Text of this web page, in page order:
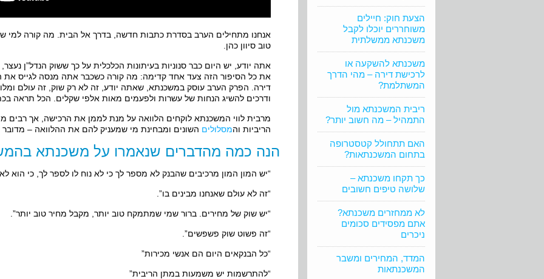
הצעת חוק: חיילים
משוחררים יוכלו לקבל
משכנתא ממשלתית
משכנתא להשקעה או
לרכישת דירה – מהי הדרך
המשתלמת?
ריבית המשכנתא מול
התמהיל – מה חשוב יותר?
האם תתחולל קטסטרופה
בתחום המשכנתאות?
כך תקחו משכנתא –
שלושה טיפים חשובים
לא ממחזרים משכנתא?
אתם מפסידים סכומים
ניכרים
המדד, המחירים ומשבר
המשכנתאות
אנחנו מתחילים הערב בסדרת כתבות חדשה, בדרך אל הבית. מה קורה למי
טוב סיוון כהן.
אתה יודע, יש היום כבר סנוניות בעיתונות הכלכלית על כך ששוק הנדל”ן
את כל הסיפור הזה צעד אחד קדימה: מה קורה כשכבר אתה מנסה לגייס את
דירה. הפרק הערב עוסק במשכנתא, שאתה יודע, זה לא רק שוק, זה עולם
ודרכים להשיג הנחות של עשרות ולפעמים מאות אלפי שקלים. הכל תראה
מרבית לווי המשכנתא לוקחים הלוואה על מנת לממן את הרכישה, אך רבים
הריביות והמסלולים השונים ומבחינת מי שמעניק להם את ההלוואה – מדובר
הנה כמה מהדברים שנאמרו על משכנתא
“יש המון המון מרכיבים שהבנק לא מספר לך כי לא נוח לו לספר לך, כי הוא
“זה לא עולם שאנחנו מבינים בו”.
“יש שוק של מחירים. ברור שמי שמתמקח טוב יותר, מקבל מחיר טוב יותר”.
“זה פשוט שוק פשפשים”.
“כל הבנקאים היום הם אנשי מכירות”
“להתרשמות יש משמעות במתן הריבית”